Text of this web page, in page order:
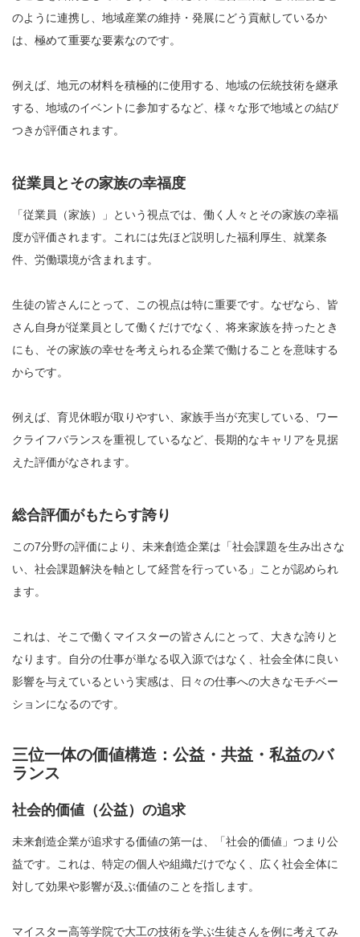
のように連携し、地域産業の維持・発展にどう貢献しているか
は、極めて重要な要素なのです。
例えば、地元の材料を積極的に使用する、地域の伝統技術を継承
する、地域のイベントに参加するなど、様々な形で地域との結び
つきが評価されます。
従業員とその家族の幸福度
「従業員（家族）」という視点では、働く人々とその家族の幸福
度が評価されます。これには先ほど説明した福利厚生、就業条
件、労働環境が含まれます。
生徒の皆さんにとって、この視点は特に重要です。なぜなら、皆
さん自身が従業員として働くだけでなく、将来家族を持ったとき
にも、その家族の幸せを考えられる企業で働けることを意味する
からです。
例えば、育児休暇が取りやすい、家族手当が充実している、ワー
クライフバランスを重視しているなど、長期的なキャリアを見据
えた評価がなされます。
総合評価がもたらす誇り
この7分野の評価により、未来創造企業は「社会課題を生み出さな
い、社会課題解決を軸として経営を行っている」ことが認められ
ます。
これは、そこで働くマイスターの皆さんにとって、大きな誇りと
なります。自分の仕事が単なる収入源ではなく、社会全体に良い
影響を与えているという実感は、日々の仕事への大きなモチベー
ションになるのです。
三位一体の価値構造：公益・共益・私益のバ
ランス
社会的価値（公益）の追求
未来創造企業が追求する価値の第一は、「社会的価値」つまり公
益です。これは、特定の個人や組織だけでなく、広く社会全体に
対して効果や影響が及ぶ価値のことを指します。
マイスター高等学院で大工の技術を学ぶ生徒さんを例に考えてみ